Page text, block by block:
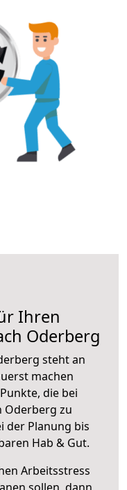
Ihren
Oderberg
steht an
machen
die bei
Oderberg zu
der Planung bis
Hab & Gut.
Arbeitsstress